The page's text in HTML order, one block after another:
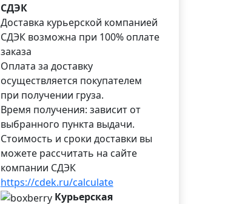
СДЭК
Доставка курьерской компанией
СДЭК возможна при 100% оплате
заказа
Оплата за доставку
осуществляется покупателем
при получении груза.
Время получения: зависит от
выбранного пункта выдачи.
Стоимость и сроки доставки вы
можете рассчитать на сайте
компании СДЭК
https://cdek.ru/calculate
Курьерская